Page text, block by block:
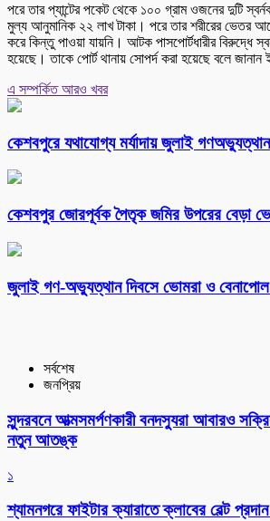
পরে তার প্যান্টের পকেট থেকে ১০০ গ্রাম ওজনের দুটি
মুল্য আনুমানিক ২২ লাখ টাকা। পরে তার শরীরের ভেতর
করে কিন্তু পাওয়া যায়নি। আটক পাসপোর্টধারীর বিরুদ্ধে
হয়েছে। তাকে পোর্ট থানায় সোপর্দ করা হয়েছে বলে জানান
এ সম্পর্কিত আরও খবর
কেশবপুরে যথাযোগ্য মর্যাদায় জুলাই
কেশবপুর জোরপূর্বক পৈতৃক জমির উপরের বেড়া
‎জুলাই গণ-অভ্যুত্থান দিবসে ভোমরা ও বেনাপোল
সর্বশেষ
জনপ্রিয়
সুন্দরবনে আত্মসমর্পণকারী বনদস্যুরা আবারও
নতুন আতঙ্ক
১
শ্যামনগরে ফাইটার ক্যারাতে ক্লাবের বেল্ট